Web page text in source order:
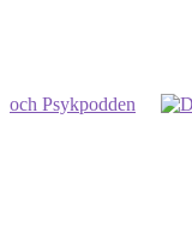
och Psykpodden